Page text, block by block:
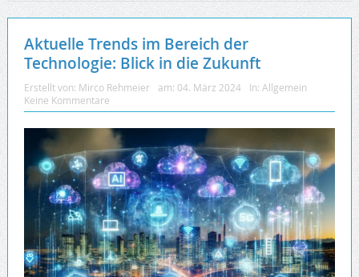
Aktuelle Trends im Bereich der
Technologie: Blick in die Zukunft
Erstellt von: Mirco Rehmeier am: 04. März 2024 In: Allgemein
Keine Kommentare